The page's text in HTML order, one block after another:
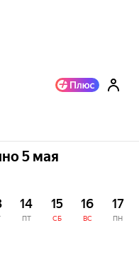
5 мая
14
ПТ
15
СБ
16
ВС
17
ПН